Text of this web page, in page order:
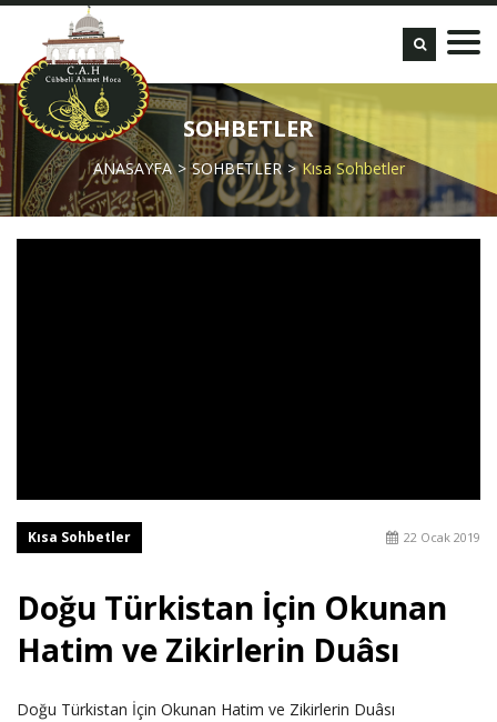
SOHBETLER
ANASAYFA SOHBETLER Kısa Sohbetler
Kısa Sohbetler 22 Ocak 2019
Doğu Türkistan İçin Okunan
Hatim ve Zikirlerin Duâsı
Doğu Türkistan İçin Okunan Hatim ve Zikirlerin Duâsı